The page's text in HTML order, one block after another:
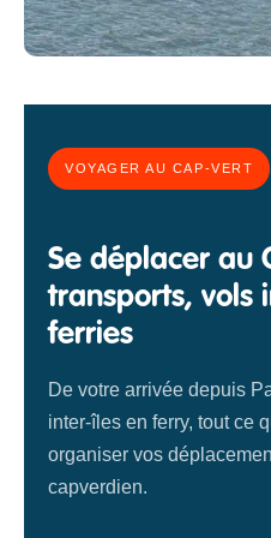
VOYAGER AU CAP-VERT
Se déplacer au
transports, vols
ferries
De votre arrivée depuis
inter-îles en ferry, tout ce
organiser vos
capverdien.